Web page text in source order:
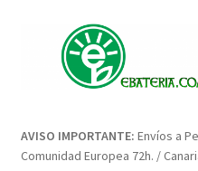
contenido
Blog: artículos y consejos
AVISO IMPORTANTE: Envíos a
Comunidad Europea 72h. /